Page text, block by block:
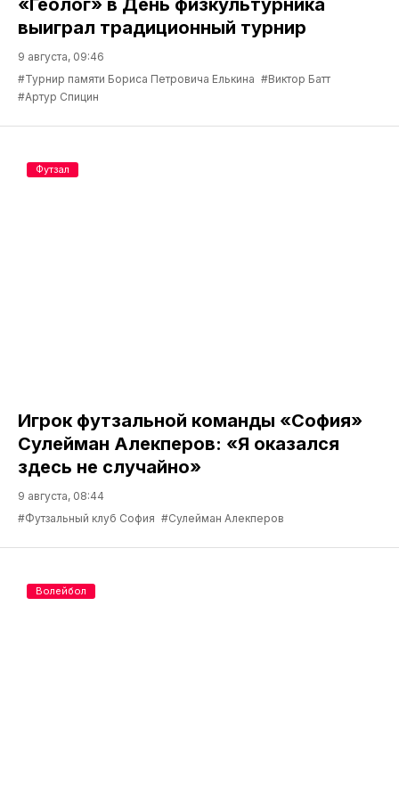
выиграл традиционный турнир
9 августа, 09:46
#Турнир памяти Бориса Петровича Елькина #Виктор Батт
#Артур Спицин
Игрок футзальной команды «София»
Сулейман Алекперов: «Я оказался
здесь не случайно»
9 августа, 08:44
#Футзальный клуб София #Сулейман Алекперов
Футзал
Волейбол